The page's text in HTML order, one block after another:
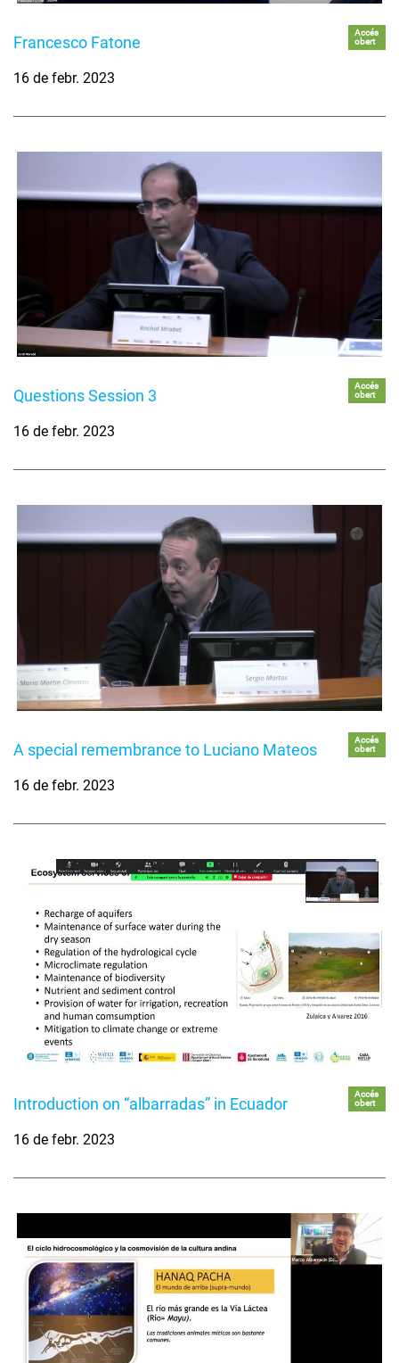
Francesco Fatone
Accés
obert
16 de febr. 2023
Questions Session 3
Accés
obert
16 de febr. 2023
A special remembrance to Luciano Mateos
Accés
obert
16 de febr. 2023
Introduction on “albarradas” in Ecuador
Accés
obert
16 de febr. 2023